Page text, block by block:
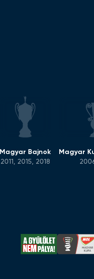
Magyar Bajnok
2011, 2015, 2018
Magyar